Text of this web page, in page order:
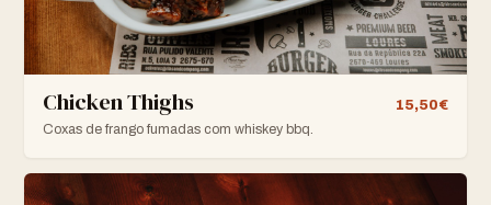
Chicken Thighs
15,50€
Coxas de frango fumadas com whiskey bbq.